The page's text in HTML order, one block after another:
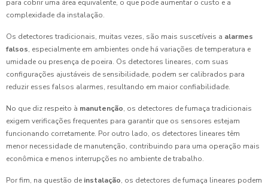
para cobrir uma área equivalente, o que pode aumentar o custo e a
complexidade da instalação.
Os detectores tradicionais, muitas vezes, são mais suscetíveis a alarmes
falsos, especialmente em ambientes onde há variações de temperatura e
umidade ou presença de poeira. Os detectores lineares, com suas
configurações ajustáveis de sensibilidade, podem ser calibrados para
reduzir esses falsos alarmes, resultando em maior confiabilidade.
No que diz respeito à manutenção, os detectores de fumaça tradicionais
exigem verificações frequentes para garantir que os sensores estejam
funcionando corretamente. Por outro lado, os detectores lineares têm
menor necessidade de manutenção, contribuindo para uma operação mais
econômica e menos interrupções no ambiente de trabalho.
Por fim, na questão de instalação, os detectores de fumaça lineares podem